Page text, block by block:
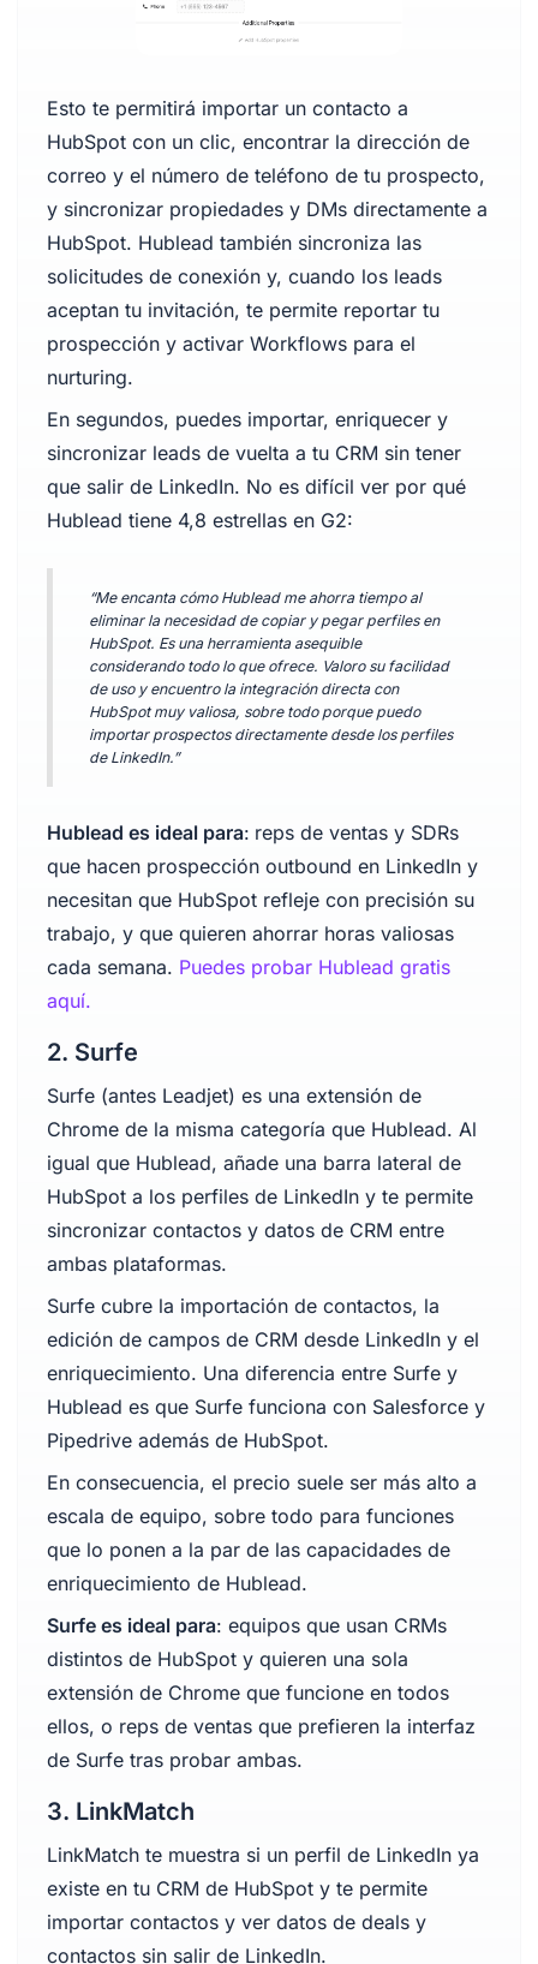
Esto te permitirá importar un contacto a
HubSpot con un clic, encontrar la dirección de
correo y el número de teléfono de tu prospecto,
y sincronizar propiedades y DMs directamente a
HubSpot. Hublead también sincroniza las
solicitudes de conexión y, cuando los leads
aceptan tu invitación, te permite reportar tu
prospección y activar Workflows para el
nurturing.
En segundos, puedes importar, enriquecer y
sincronizar leads de vuelta a tu CRM sin tener
que salir de LinkedIn. No es difícil ver por qué
Hublead tiene 4,8 estrellas en G2:
“Me encanta cómo Hublead me ahorra tiempo al
eliminar la necesidad de copiar y pegar perfiles en
HubSpot. Es una herramienta asequible
considerando todo lo que ofrece. Valoro su facilidad
de uso y encuentro la integración directa con
HubSpot muy valiosa, sobre todo porque puedo
importar prospectos directamente desde los perfiles
de LinkedIn.”
Hublead es ideal para: reps de ventas y SDRs
que hacen prospección outbound en LinkedIn y
necesitan que HubSpot refleje con precisión su
trabajo, y que quieren ahorrar horas valiosas
cada semana. Puedes probar Hublead gratis
aquí.
2. Surfe
Surfe (antes Leadjet) es una extensión de
Chrome de la misma categoría que Hublead. Al
igual que Hublead, añade una barra lateral de
HubSpot a los perfiles de LinkedIn y te permite
sincronizar contactos y datos de CRM entre
ambas plataformas.
Surfe cubre la importación de contactos, la
edición de campos de CRM desde LinkedIn y el
enriquecimiento. Una diferencia entre Surfe y
Hublead es que Surfe funciona con Salesforce y
Pipedrive además de HubSpot.
En consecuencia, el precio suele ser más alto a
escala de equipo, sobre todo para funciones
que lo ponen a la par de las capacidades de
enriquecimiento de Hublead.
Surfe es ideal para: equipos que usan CRMs
distintos de HubSpot y quieren una sola
extensión de Chrome que funcione en todos
ellos, o reps de ventas que prefieren la interfaz
de Surfe tras probar ambas.
3. LinkMatch
LinkMatch te muestra si un perfil de LinkedIn ya
existe en tu CRM de HubSpot y te permite
importar contactos y ver datos de deals y
contactos sin salir de LinkedIn.